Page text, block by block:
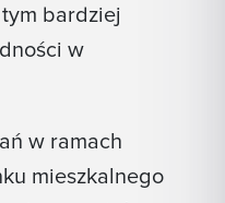
bardziej
w
w ramach
mieszkalnego